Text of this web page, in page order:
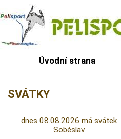
Úvodní strana
SVÁTKY
dnes 08.08.2026 má svátek
Soběslav